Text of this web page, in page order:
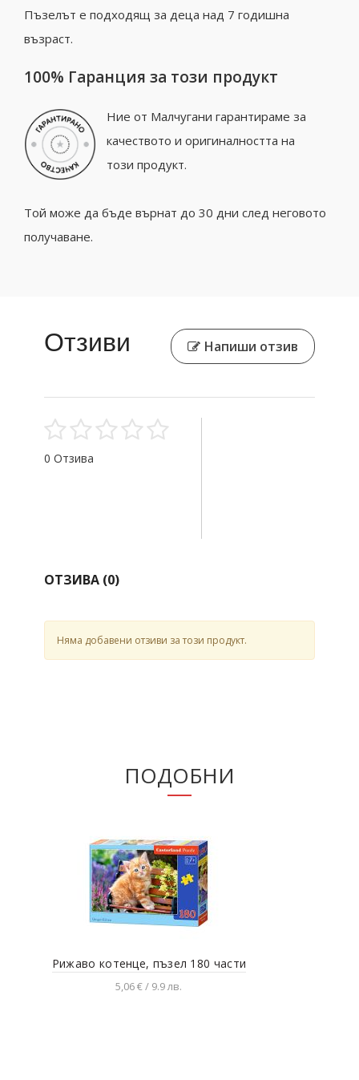
Пъзелът е подходящ за деца над 7 годишна
възраст.
100% Гаранция за този продукт
Ние от Малчугани гарантираме за
качеството и оригиналността на
този продукт.
Той може да бъде върнат до 30 дни след неговото
получаване.
Отзиви Напиши отзив
0 Отзива
ОТЗИВА (0)
Няма добавени отзиви за този продукт.
ПОДОБНИ
Рижаво котенце, пъзел 180 части
5,06 € / 9.9 лв.